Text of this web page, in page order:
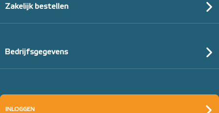
Zakelijk bestellen
Bedrijfsgegevens
INLOGGEN